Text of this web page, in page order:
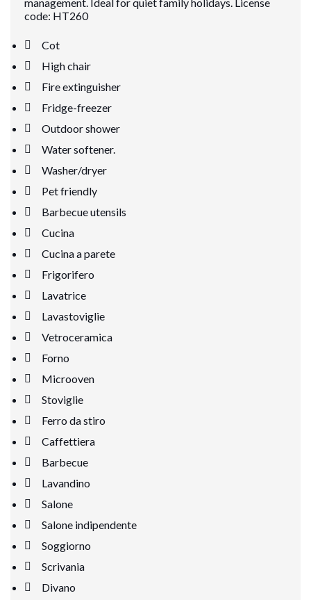
code: HT260
Cot
High chair
Fire extinguisher
Fridge-freezer
Outdoor shower
Water softener.
Washer/dryer
Pet friendly
Barbecue utensils
Cucina
Cucina a parete
Frigorifero
Lavatrice
Lavastoviglie
Vetroceramica
Forno
Microoven
Stoviglie
Ferro da stiro
Caffettiera
Barbecue
Lavandino
Salone
Salone indipendente
Soggiorno
Scrivania
Divano